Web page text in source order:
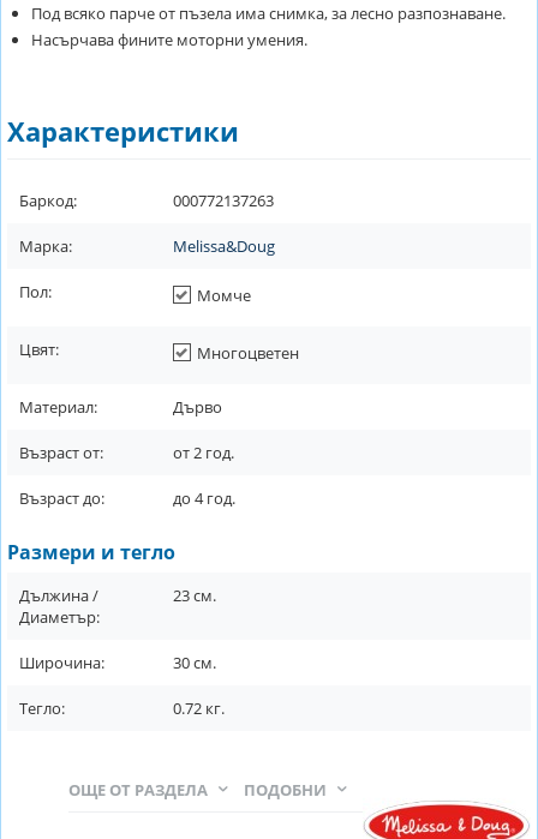
Под всяко парче от пъзела има снимка, за лесно разпознаване.
Насърчава фините моторни умения.
Характеристики
Баркод: 000772137263
Марка: Melissa&Doug
Пол: Момче
Цвят: Многоцветен
Материал: Дърво
Възраст от: от2 год.
Възраст до: до 4год.
Размери и тегло
Дължина /
Диаметър:
23см.
Широчина: 30см.
Тегло: 0.72 кг.
ПОДОБНИ
ОЩЕ ОТ РАЗДЕЛА